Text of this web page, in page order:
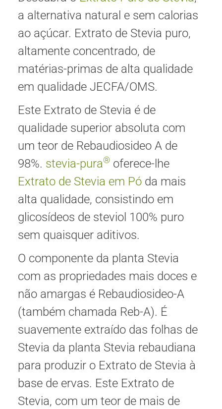
a alternativa natural e sem calorias
ao açúcar. Extrato de Stevia puro,
altamente concentrado, de
matérias-primas de alta qualidade
em qualidade JECFA/OMS.
Este Extrato de Stevia é de
qualidade superior absoluta com
um teor de Rebaudiosideo A de
98%. stevia-pura® oferece-lhe
Extrato de Stevia em Pó da mais
alta qualidade, consistindo em
glicosídeos de steviol 100% puro
sem quaisquer aditivos.
O componente da planta Stevia
com as propriedades mais doces e
não amargas é Rebaudiosideo-A
(também chamada Reb-A). É
suavemente extraído das folhas de
Stevia da planta Stevia rebaudiana
para produzir o Extrato de Stevia à
base de ervas. Este Extrato de
Stevia, com um teor de mais de